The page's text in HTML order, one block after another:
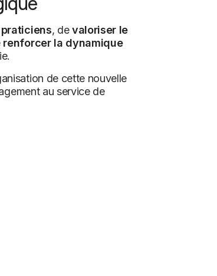
, devaloriser le
renforcer la dynamique
de cette nouvelle
au service de